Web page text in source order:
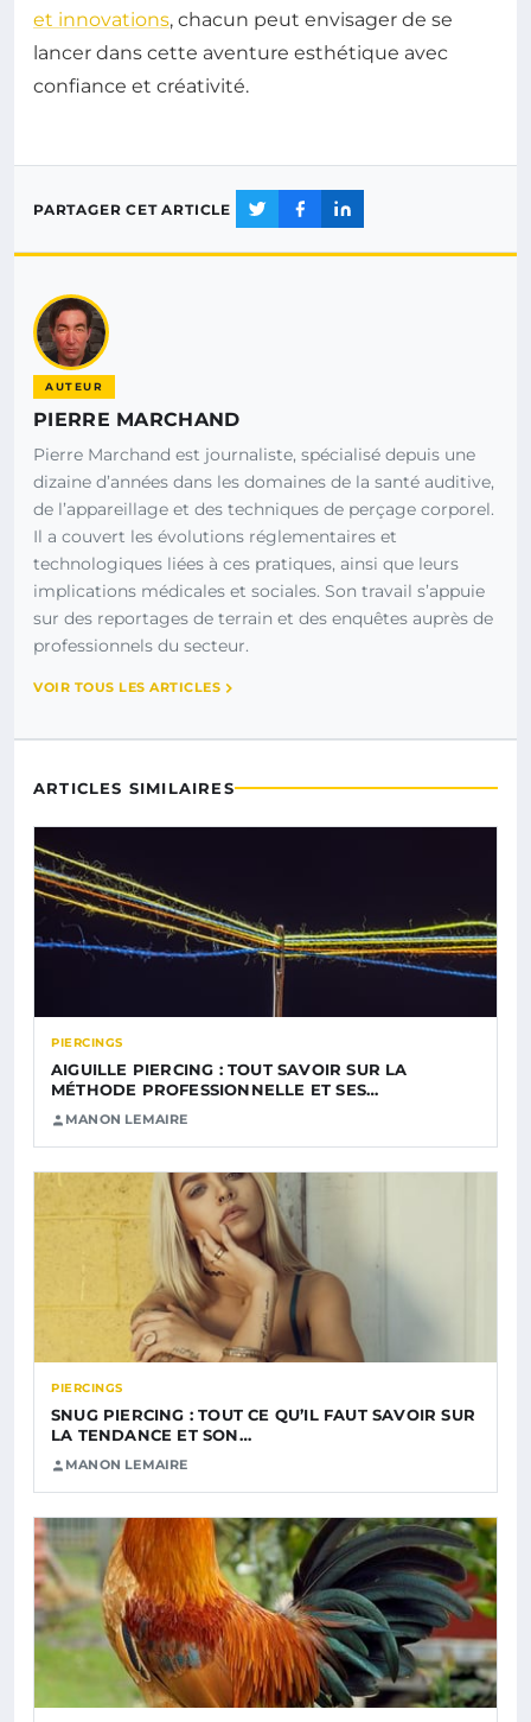
et innovations, chacun peut envisager de se
lancer dans cette aventure esthétique avec
confiance et créativité.
PARTAGER CET ARTICLE
AUTEUR
PIERRE MARCHAND
Pierre Marchand est journaliste, spécialisé depuis une
dizaine d’années dans les domaines de la santé auditive,
de l’appareillage et des techniques de perçage corporel.
Il a couvert les évolutions réglementaires et
technologiques liées à ces pratiques, ainsi que leurs
implications médicales et sociales. Son travail s’appuie
sur des reportages de terrain et des enquêtes auprès de
professionnels du secteur.
VOIR TOUS LES ARTICLES
ARTICLES SIMILAIRES
PIERCINGS
AIGUILLE PIERCING : TOUT SAVOIR SUR LA
MÉTHODE PROFESSIONNELLE ET SES…
MANON LEMAIRE
PIERCINGS
SNUG PIERCING : TOUT CE QU’IL FAUT SAVOIR SUR
LA TENDANCE ET SON…
MANON LEMAIRE